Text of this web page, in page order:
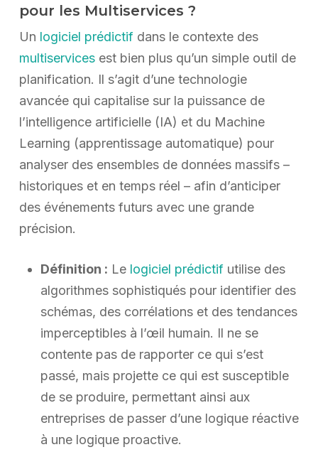
pour les Multiservices ?
Un logiciel prédictifdans le contexte des
multiservicesest bien plus qu’un simple outil de
planification. Il s’agit d’une technologie
avancée qui capitalise sur la puissance de
l’intelligence artificielle (IA) et du Machine
Learning (apprentissage automatique) pour
analyser des ensembles de données massifs –
historiques et en temps réel – afin d’anticiper
des événements futurs avec une grande
précision.
Définition : Le logiciel prédictifutilise des
algorithmes sophistiqués pour identifier des
schémas, des corrélations et des tendances
imperceptibles à l’œil humain. Il ne se
contente pas de rapporter ce qui s’est
passé, mais projette ce qui est susceptible
de se produire, permettant ainsi aux
entreprises de passer d’une logique réactive
à une logique proactive.